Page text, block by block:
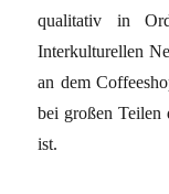
qualitativ in
Interkulturellen
an dem
bei großen Teilen
ist.